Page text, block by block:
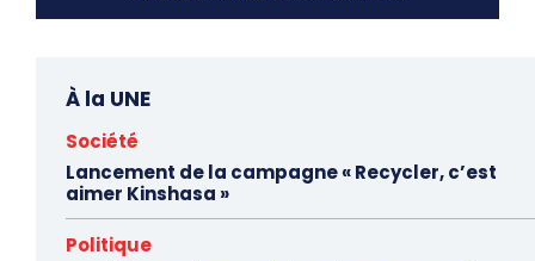
À la UNE
Société
Lancement de la campagne « Recycler, c’est
aimer Kinshasa »
Politique